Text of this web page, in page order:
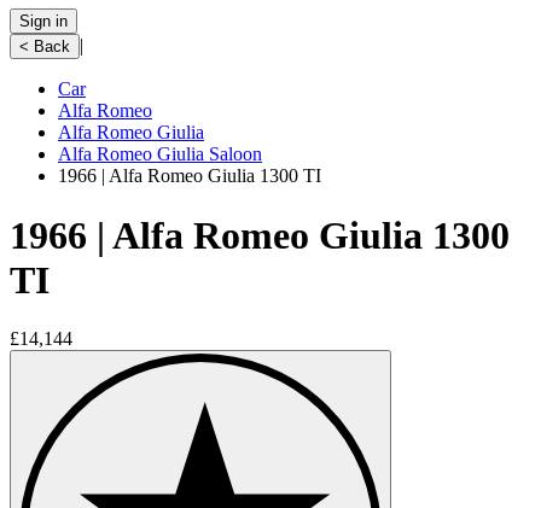
Sign in
< Back |
Car
Alfa Romeo
Alfa Romeo Giulia
Alfa Romeo Giulia Saloon
1966 | Alfa Romeo Giulia 1300 TI
1966 | Alfa Romeo Giulia 1300
TI
£14,144